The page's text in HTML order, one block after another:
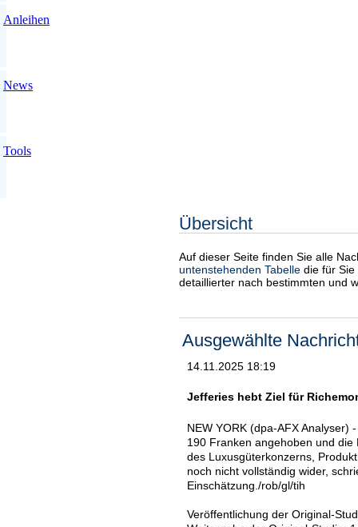
Anleihen
News
Tools
Übersicht
Auf dieser Seite finden Sie alle
untenstehenden Tabelle die für
detaillierter nach bestimmten und
Ausgewählte
14.11.2025 18:19
Jefferies hebt Ziel für
NEW YORK (dpa-AFX Analyser)
190 Franken angehoben und
des Luxusgüterkonzerns,
noch nicht vollständig wider,
Einschätzung./rob/gl/tih
Veröffentlichung der Original-